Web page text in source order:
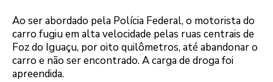
Ao ser abordado pela Polícia Federal, o motorista do
carro fugiu em alta velocidade pelas ruas centrais de
Foz do Iguaçu, por oito quilômetros, até abandonar o
carro e não ser encontrado. A carga de droga foi
apreendida.